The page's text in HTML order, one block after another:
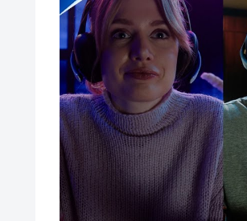
【NGS】ルーサー緊急、新武器、
【生後1日めから】赤ちゃんと大
【ウマ娘】セイちゃんの攻撃力を見
【悲報】サイゼ絵師、アカウント
刈川くるみアナ ノースリーブの巨
【艦これ】ジャージ鹿島 他
堀江由衣(49)がまだ誰のものでも
【画像】みい山作者、結構ヤバい
某野党議員が「自分を批判する垢
【画像】宇垣美里さん(35)、バカ
【衝撃】30代婚活女さん、年収
【艦これ】みんなもう終わってそ
るとアホほど時間かかる？
【艦これ】酔って妹に絡むアブルッ
【艦これ】今回のかわいい大賞は決
パチンコ代を稼ぐ為に白タクやっ
実際のところ中国って日本をどうし